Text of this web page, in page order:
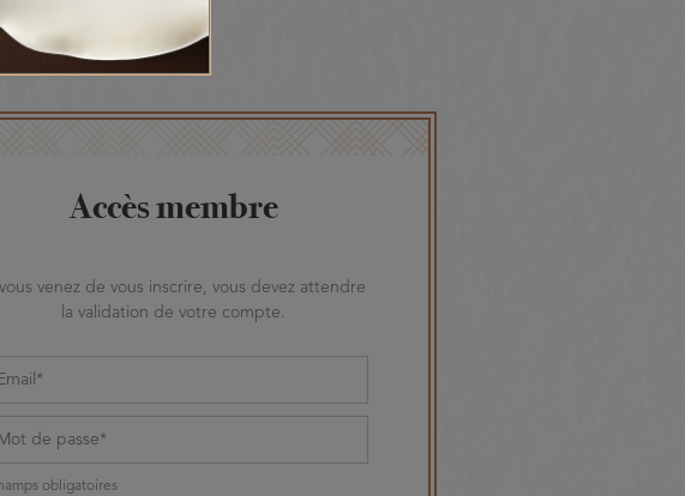
Accès membre
venez de vous inscrire, vous devez attendre
la validation de votre compte.
obligatoires